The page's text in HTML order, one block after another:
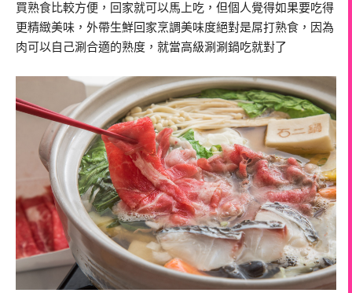
買熟食比較方便，回家就可以馬上吃，但個人覺得如果要吃得
更精緻美味，外帶生鮮回家烹調美味度絕對是屌打熟食，因為
肉可以自己涮合適的熟度，就當高級涮涮鍋吃就對了